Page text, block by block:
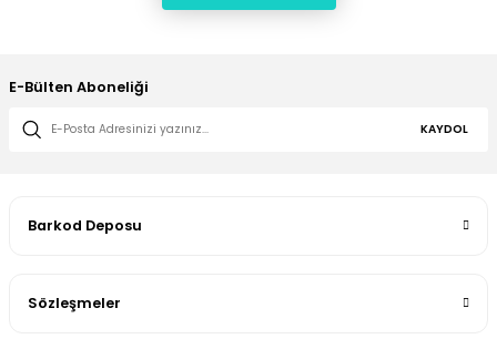
E-Bülten Aboneliği
KAYDOL
Barkod Deposu
Sözleşmeler